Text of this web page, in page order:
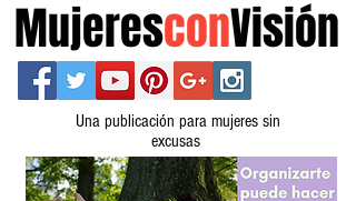
MujeresconVisión
Una publicación para mujeres sin
excusas